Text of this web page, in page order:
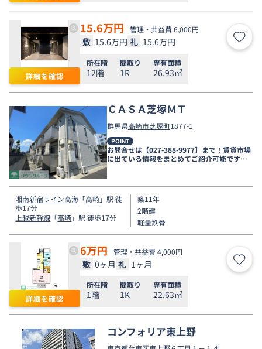
詳細を確認
15.6万円 管理・共益費 6,000円
敷 15.6万円 礼 15.6万円 お気
所在階
12階
間取り
1R
専有面積
26.93㎡
ＣＡＳＡ芝塚ＭＴ
群馬県高崎市芝塚町1877-1
POINT
お問合せは【027-388-9977】まで！賃貸市場
に出ている情報をまとめてご紹介可能です☆
是非お電話でリアルタイムの空室状況をご確
認くださいませ♪
湘南新宿ライン高海 「高崎」駅 徒
歩17分
上越新幹線 「高崎」駅 徒歩17分
築11年
2階建
軽量鉄骨
詳細を確認
6万円 管理・共益費 4,000円
敷 0ヶ月 礼 1ヶ月 お気
所在階
1階
間取り
1K
専有面積
22.63㎡
コンフォリア東上野